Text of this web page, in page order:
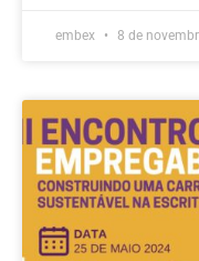
embex 8 de